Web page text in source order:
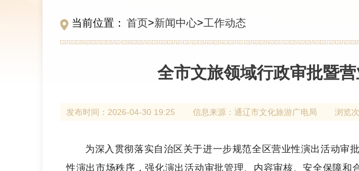
当前位置： 首页>新闻中心>工作动态
全市文旅领域行政审批暨
发布时间： 2026-04-30 19:25 信息来源： 通辽市文化旅游广电局 浏览
为深入贯彻落实自治区关于进一步规范全区营业性演出活动审
性演出市场秩序，强化演出活动审批管理、内容审核、安全保障和